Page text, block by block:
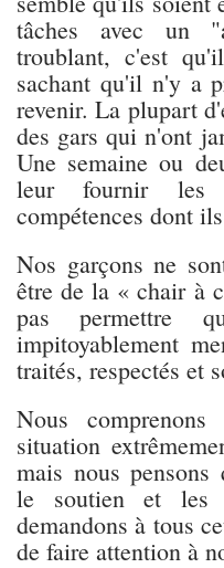
tâches avec un
troublant, c'est
sachant qu'il n'y a
revenir. La plupart
des gars qui n'ont
Une semaine ou
leur fournir les
compétences dont
Nos garçons ne
être de la « chair à
pas permettre
impitoyablement
traités, respectés et
Nous
situation
mais nous pensons
le soutien et les
demandons à tous
de faire attention à